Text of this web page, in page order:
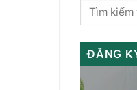
ĐĂNG